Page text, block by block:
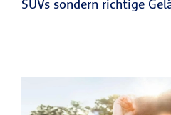
SUVs sondern richtige